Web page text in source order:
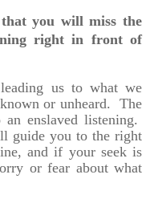
you will miss the
right in front of
leading us to what we
or unheard. The
enslaved listening.
guide you to the right
and if your seek is
or fear about what